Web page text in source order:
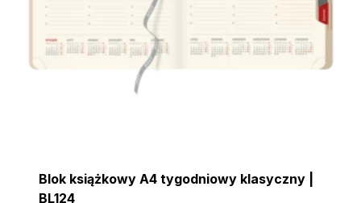
Blok książkowy A4 tygodniowy klasyczny |
BL124